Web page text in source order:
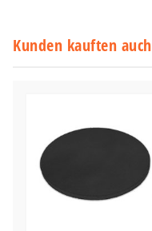
Kunden kauften auch